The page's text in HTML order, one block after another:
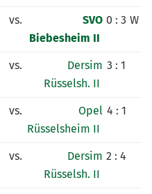
vs.
SVO
Biebesheim II
0 : 3 W
vs.
Dersim
Rüsselsh. II
3 : 1
vs.
Opel
Rüsselsheim II
4 : 1
vs.
Dersim
Rüsselsh. II
2 : 4